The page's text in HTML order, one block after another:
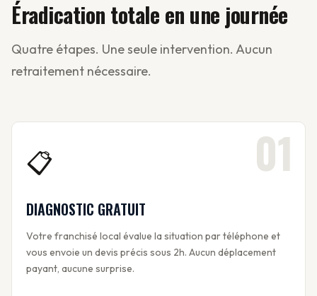
Éradication totale en une journée
Quatre étapes. Une seule intervention. Aucun
retraitement nécessaire.
01
📋
DIAGNOSTIC GRATUIT
Votre franchisé local évalue la situation par téléphone et
vous envoie un devis précis sous 2h. Aucun déplacement
payant, aucune surprise.